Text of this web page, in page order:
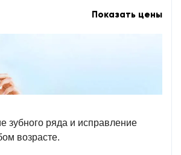
Показать цены
зубного ряда и исправление
возрасте.